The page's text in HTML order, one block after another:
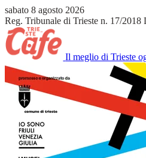
sabato 8 agosto 2026
Reg. Tribunale di Trieste n. 17/2018
Il meglio di Trieste